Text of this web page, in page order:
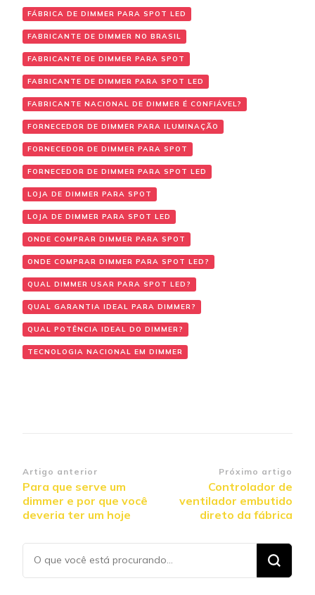
FÁBRICA DE DIMMER PARA SPOT LED
FABRICANTE DE DIMMER NO BRASIL
FABRICANTE DE DIMMER PARA SPOT
FABRICANTE DE DIMMER PARA SPOT LED
FABRICANTE NACIONAL DE DIMMER É CONFIÁVEL?
FORNECEDOR DE DIMMER PARA ILUMINAÇÃO
FORNECEDOR DE DIMMER PARA SPOT
FORNECEDOR DE DIMMER PARA SPOT LED
LOJA DE DIMMER PARA SPOT
LOJA DE DIMMER PARA SPOT LED
ONDE COMPRAR DIMMER PARA SPOT
ONDE COMPRAR DIMMER PARA SPOT LED?
QUAL DIMMER USAR PARA SPOT LED?
QUAL GARANTIA IDEAL PARA DIMMER?
QUAL POTÊNCIA IDEAL DO DIMMER?
TECNOLOGIA NACIONAL EM DIMMER
Navegação
de
post
Artigo anterior
Para que serve um
dimmer e por que você
deveria ter um hoje
Próximo artigo
Controlador de
ventilador embutido
direto da fábrica
Procurando
algo?